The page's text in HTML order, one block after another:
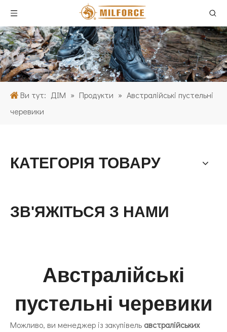
Ви тут: ДІМ » Продукти » Австралійські пустельні
черевики
КАТЕГОРІЯ ТОВАРУ
ЗВ'ЯЖІТЬСЯ З НАМИ
Австралійські
пустельні черевики
Можливо, ви менеджер із закупівель австралійських